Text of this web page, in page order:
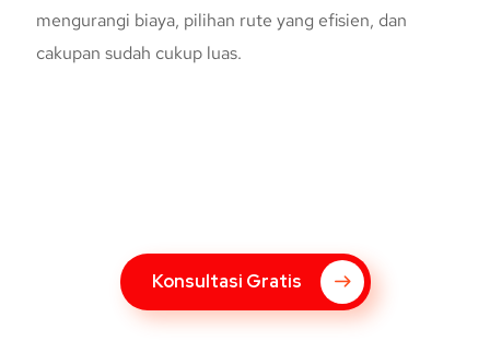
mengurangi biaya, pilihan rute yang efisien, dan
cakupan sudah cukup luas.
Konsultasi Gratis